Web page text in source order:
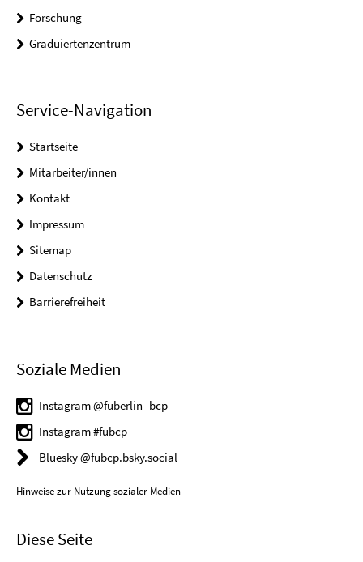
Forschung
Graduiertenzentrum
Service-Navigation
Startseite
Mitarbeiter/innen
Kontakt
Impressum
Sitemap
Datenschutz
Barrierefreiheit
Soziale Medien
Instagram @fuberlin_bcp
Instagram #fubcp
Bluesky @fubcp.bsky.social
Hinweise zur Nutzung sozialer Medien
Diese Seite